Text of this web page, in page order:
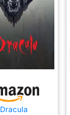
Dracula